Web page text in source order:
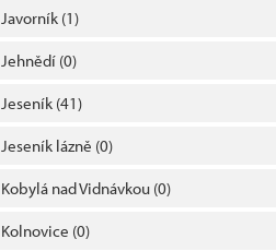
Javorník (1)
Jehnědí (0)
Jeseník (41)
Jeseník lázně (0)
Kobylá nad Vidnávkou (0)
Kolnovice (0)